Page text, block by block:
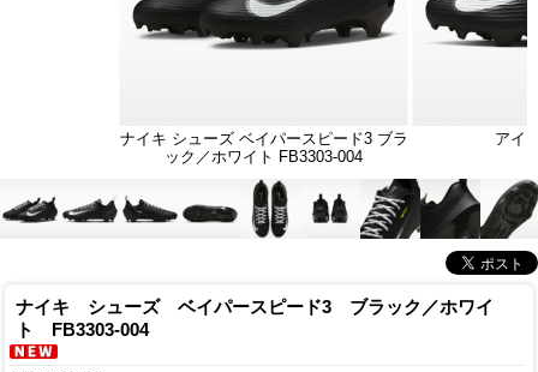
ナイキ シューズ ベイパースピード3 ブラ
ック／ホワイト FB3303-004
アイ
ナイキ シューズ ベイパースピード3 ブラック／ホワイ
ト FB3303-004